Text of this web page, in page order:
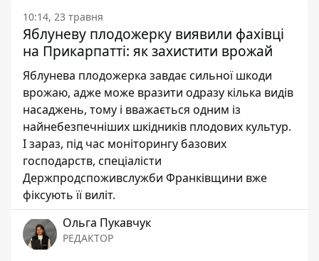
10:14, 23 травня
Яблуневу плодожерку виявили фахівці
на Прикарпатті: як захистити врожай
Яблунева плодожерка завдає сильної шкоди
врожаю, адже може вразити одразу кілька видів
насаджень, тому і вважається одним із
найнебезпечніших шкідників плодових культур.
І зараз, під час моніторингу базових
господарств, спеціалісти
Держпродспоживслужби Франківщини вже
фіксують її виліт.
Ольга Пукавчук
РЕДАКТОР